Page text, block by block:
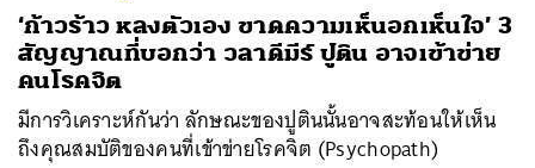
‘ก้าวร้าว หลงตัวเอง ขาดความเห็นอกเห็นใจ’ 3
สัญญาณที่บอกว่า วลาดีมีร์ ปูติน อาจเข้าข่าย
คนโรคจิต
มีการวิเคราะห์กันว่า ลักษณะของปูตินนั้นอาจสะท้อนให้เห็น
ถึงคุณสมบัติของคนที่เข้าข่ายโรคจิต (Psychopath)